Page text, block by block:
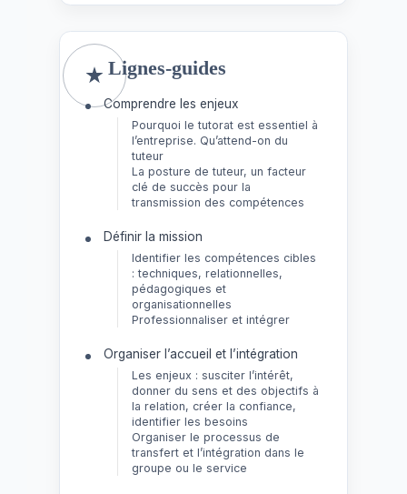
Lignes-guides
Comprendre les enjeux
Pourquoi le tutorat est essentiel à
l’entreprise. Qu’attend-on du
tuteur
La posture de tuteur, un facteur
clé de succès pour la
transmission des compétences
Définir la mission
Identifier les compétences cibles
: techniques, relationnelles,
pédagogiques et
organisationnelles
Professionnaliser et intégrer
Organiser l’accueil et l’intégration
Les enjeux : susciter l’intérêt,
donner du sens et des objectifs à
la relation, créer la confiance,
identifier les besoins
Organiser le processus de
transfert et l’intégration dans le
groupe ou le service